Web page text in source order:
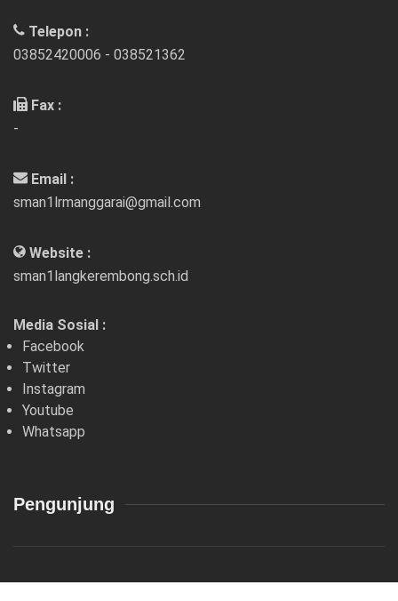
Telepon :
03852420006 - 038521362
Fax :
-
Email :
sman1lrmanggarai@gmail.com
Website :
sman1langkerembong.sch.id
Media Sosial :
Facebook
Twitter
Instagram
Youtube
Whatsapp
Pengunjung